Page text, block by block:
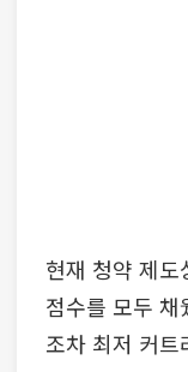
현재 청약 제
점수를 모두
조차 최저 커